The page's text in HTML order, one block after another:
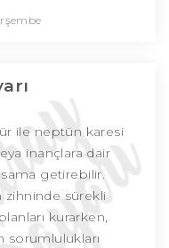
ile neptün karesi
inançlara dair
getirebilir.
zihninde sürekli
kurarken,